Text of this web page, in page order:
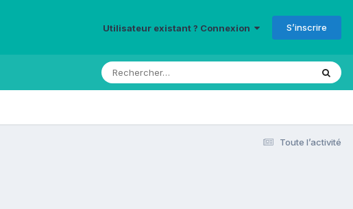
Utilisateur existant ? Connexion S’inscrire
Toute l’activité